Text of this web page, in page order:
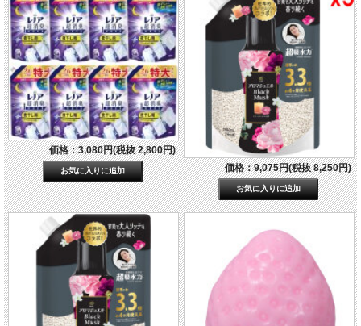
価格：3,080円(税抜 2,800円)
価格：9,075円(税抜 8,250円)